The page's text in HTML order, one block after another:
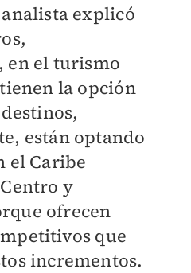
explicó
en el turismo
la opción
están optando
el Caribe
y
ofrecen
que
incrementos.